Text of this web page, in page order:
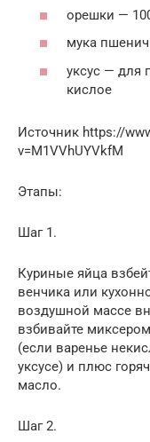
орешки —
мука
уксус — для
кислое
Источник https://
v=M1VVhUYVkfM
Этапы:
Шаг 1.
Куриные яйца
венчика или
воздушной массе
взбивайте
(если варенье
уксусе) и плюс
масло.
Шаг 2.